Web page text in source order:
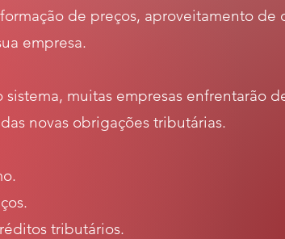
de preços, aproveitamento de
empresa.
muitas empresas enfrentarão
novas obrigações tributárias.
tributários.